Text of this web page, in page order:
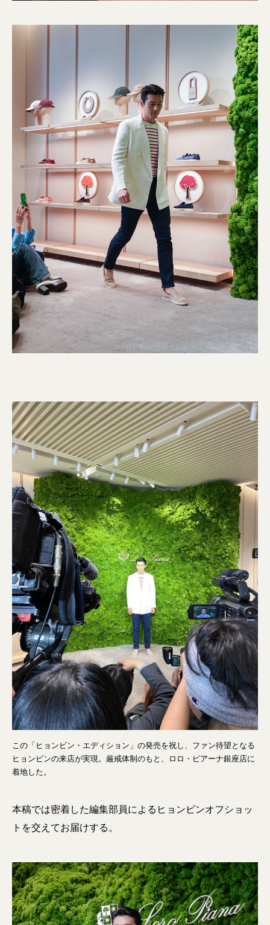
この「ヒョンビン・エディション」の発売を祝し、ファン待望となる
ヒョンビンの来店が実現。厳戒体制のもと、ロロ・ピアーナ銀座店に
着地した。
本稿では密着した編集部員によるヒョンビンオフショッ
トを交えてお届けする。